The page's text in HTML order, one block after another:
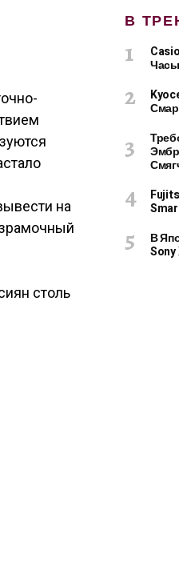
на
столь
В
В
Sony